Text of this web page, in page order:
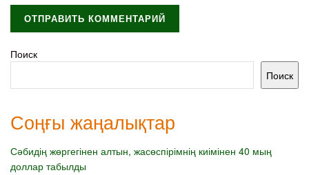
Поиск
Поиск
Соңғы жаңалықтар
Сәбидің жөргегінен алтын, жасөспірімнің киімінен 40 мың
доллар табылды